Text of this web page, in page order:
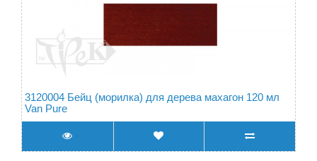
3120004 Бейц (морилка) для дерева махагон 120 мл
Van Pure